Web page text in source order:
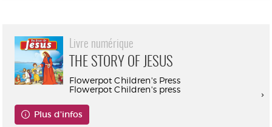
Livre numérique
THE STORY OF JESUS
Flowerpot Children's Press
Flowerpot Children's press
Plus d'infos